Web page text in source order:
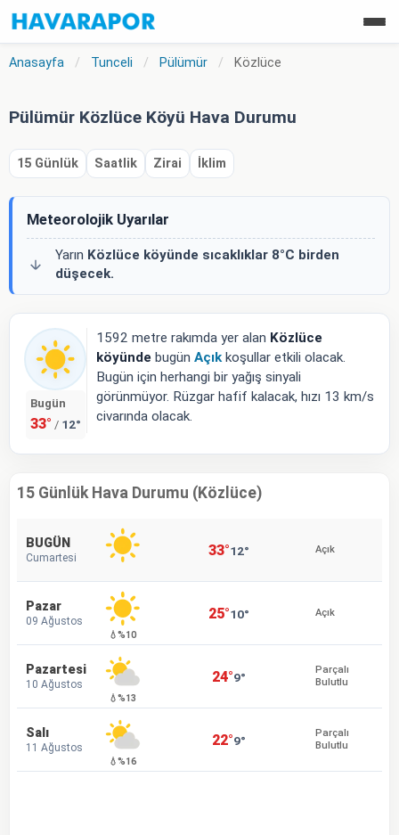
Anasayfa / Tunceli / Pülümür / Közlüce
Pülümür Közlüce Köyü Hava Durumu
15 Günlük Saatlik Zirai İklim
Meteorolojik Uyarılar
Yarın Közlüce köyünde sıcaklıklar 8°C birden
düşecek.
Bugün
33° / 12°
1592 metre rakımda yer alan Közlüce
köyünde bugün Açıkkoşullar etkili olacak.
Bugün için herhangi bir yağış sinyali
görünmüyor. Rüzgar hafif kalacak, hızı 13 km/s
civarında olacak.
15 Günlük Hava Durumu (Közlüce)
BUGÜN
Cumartesi 33°12° Açık
Pazar
09 Ağustos
💧%10
25°10° Açık
Pazartesi
10 Ağustos
💧%13
24°9°
Parçalı
Bulutlu
Salı
11 Ağustos
💧%16
22°9°
Parçalı
Bulutlu